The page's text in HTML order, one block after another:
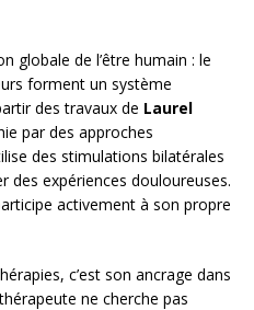
globale de l’être humain : le
forment un système
des travaux de Laurel
par des approches
des stimulations bilatérales
des expériences douloureuses.
activement à son propre
c’est son ancrage dans
ne cherche pas